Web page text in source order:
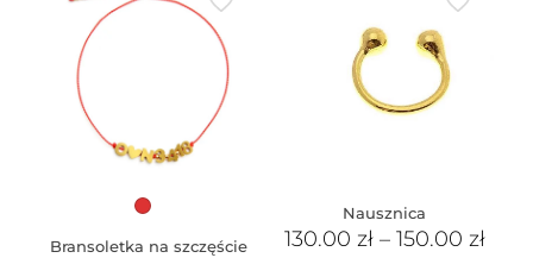
Bransoletka na szczęście
Nausznica
130.00 zł– 150.00 zł